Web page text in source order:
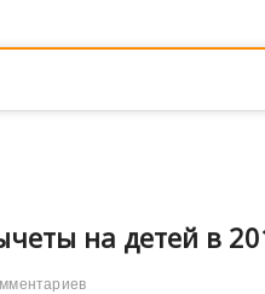
на детей в